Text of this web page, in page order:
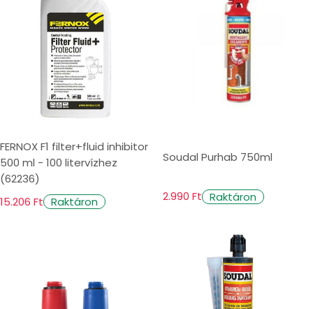
FERNOX F1 filter+fluid inhibitor
500 ml - 100 litervízhez
(62236)
15.206 Ft Raktáron
Soudal Purhab 750ml
2.990 Ft Raktáron